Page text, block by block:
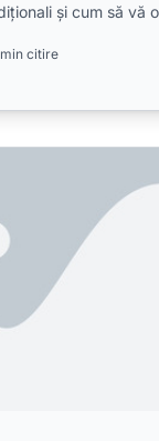
și cum să vă
citire
AI să